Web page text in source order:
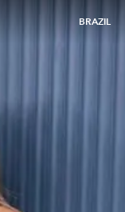
BRAZIL